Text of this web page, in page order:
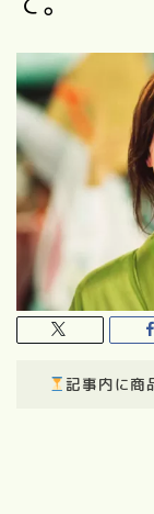
記事内に商